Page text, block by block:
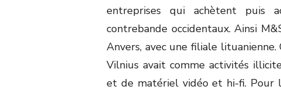
entreprises qui achètent puis
contrebande occidentaux. Ainsi
Anvers, avec une filiale
Vilnius avait comme activités
et de matériel vidéo et hi-fi. Pour